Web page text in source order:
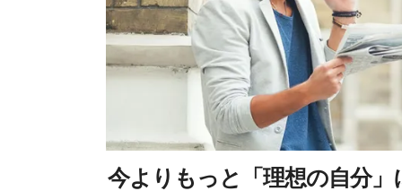
今よりもっと「理想の自分